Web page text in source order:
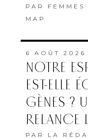
PAR
MAP
6 AOÛT 2026
NOTRE
EST-ELLE
GÈNES ?
RELANCE
PAR LA